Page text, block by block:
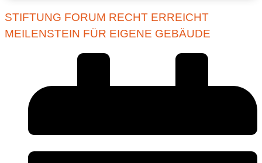
STIFTUNG FORUM RECHT ERREICHT
MEILENSTEIN FÜR EIGENE GEBÄUDE